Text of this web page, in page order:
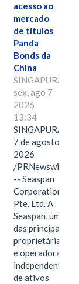
acesso ao
mercado
de títulos
Panda
Bonds da
China
SINGAPURA,
sex, ago 7
2026
13:34
SINGAPURA,
7 de agosto de
2026
/PRNewswire/
-- Seaspan
Corporation
Pte. Ltd. A
Seaspan, uma
das principais
proprietárias
e operadoras
independentes
de ativos